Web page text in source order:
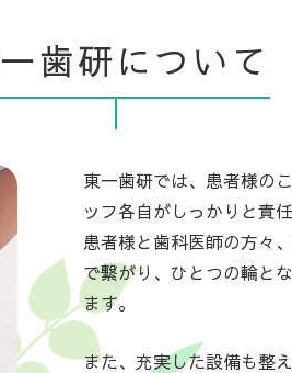
一歯研について
東一歯研では、患者様の
ッフ各自がしっかりと責
患者様と歯科医師の方々
で繋がり、ひとつの輪と
ます。
また、充実した設備も整